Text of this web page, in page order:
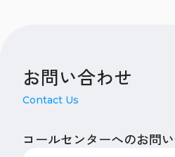
お問い合わせ
Contact Us
コールセンターへのお問